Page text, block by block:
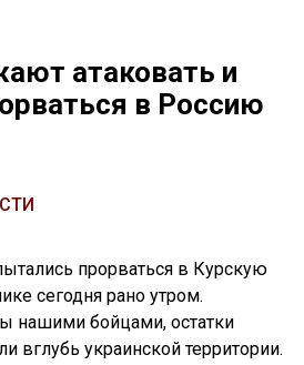
атаковать и
в Россию
прорваться в Курскую
сегодня рано утром.
нашими бойцами, остатки
вглубь украинской территории.